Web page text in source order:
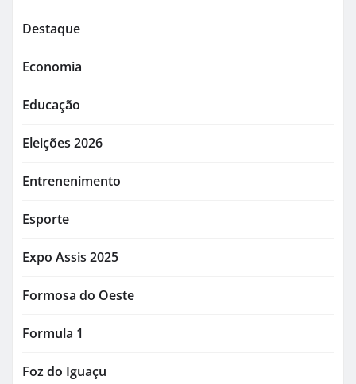
Destaque
Economia
Educação
Eleições 2026
Entrenenimento
Esporte
Expo Assis 2025
Formosa do Oeste
Formula 1
Foz do Iguaçu